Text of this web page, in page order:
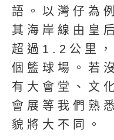
語。以灣仔為
其海岸線由皇
超過1.2公里
個籃球場。若
有大會堂、文
會展等我們熟
貌將大不同。